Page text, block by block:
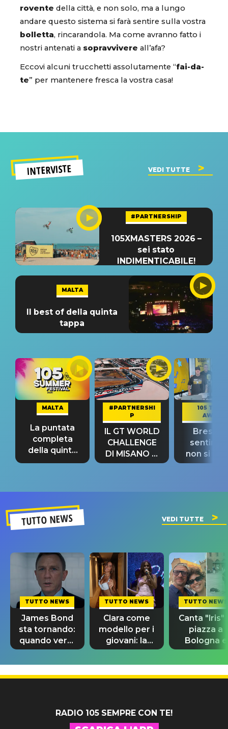
rovente della città, e non solo, ma a lungo
andare questo sistema si farà sentire sulla vostra
bolletta, rincarandola. Ma come avranno fatto i
nostri antenati a sopravvivere all’afa?
Eccovi alcuni trucchetti assolutamente “fai-da-
te” per mantenere fresca la vostra casa!
INTERVISTE VEDI TUTTE
#PARTNERSHIP
105XMASTERS 2026 –
sei stato
INDIMENTICABILE!
MALTA
Il best of della quinta
tappa
MALTA
La puntata
completa
della quinta
tappa
#PARTNERSHI
P
IL GT WORLD
CHALLENGE
DI MISANO si
riconferma
105 TAKE
AWAY
Bresh:
non si
fino alla
TUTTO NEWS VEDI TUTTE
TUTTO NEWS
James Bond
sta tornando:
quando verrà
svelato il
nuovo 007
TUTTO NEWS
Clara come
modello per i
giovani: la
dedica
dell'ex
professore
TUTTO NEWS
Canta "Iris"
piazza a
Bologna e
spunta
Antonacci
RADIO 105 SEMPRE CON TE!